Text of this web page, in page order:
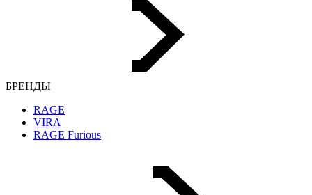
БРЕНДЫ
RAGE
VIRA
RAGE Furious